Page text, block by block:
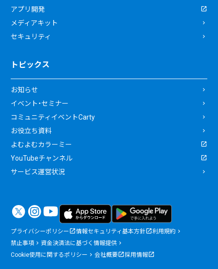
アプリ開発
メディアキット
セキュリティ
トピックス
お知らせ
イベント・セミナー
コミュニティイベントCarty
お役立ち資料
よむよむカラーミー
YouTubeチャンネル
サービス運営状況
プライバシーポリシー 情報セキュリティ基本方針
利用規約
禁止事項
資金決済法に基づく情報提供
Cookie使用に関するポリシー
会社概要 採用情報